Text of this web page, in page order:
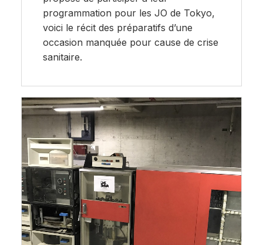
programmation pour les JO de Tokyo,
voici le récit des préparatifs d’une
occasion manquée pour cause de crise
sanitaire.